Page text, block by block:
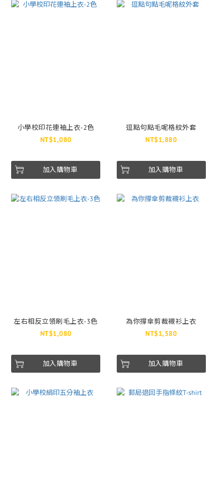
小學校印花連袖上衣-2色
NT$1,080
加入購物車
逗點句點毛呢格紋外套
NT$1,880
加入購物車
左右相反立領刷毛上衣-3色
NT$1,080
加入購物車
為你撐傘剪裁襯衫上衣
NT$1,580
加入購物車